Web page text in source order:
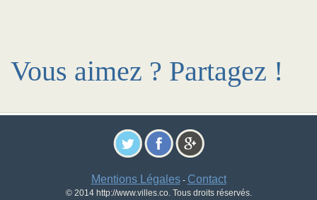
Vous aimez ? Partagez !
Mentions Légales- Contact
© 2014 http://www.villes.co. Tous droits réservés.